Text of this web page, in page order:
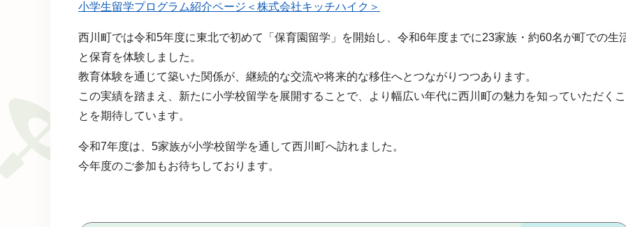
小学生留学プログラム紹介ページ＜株式会社キッチハイク＞
西川町では令和5年度に東北で初めて「保育園留学」を開始し、令和6年度までに23家族・約60名が町での生
と保育を体験しました。
教育体験を通じて築いた関係が、継続的な交流や将来的な移住へとつながりつつあります。
この実績を踏まえ、新たに小学校留学を展開することで、より幅広い年代に西川町の魅力を知っていただくこ
とを期待しています。
令和7年度は、5家族が小学校留学を通して西川町へ訪れました。
今年度のご参加もお待ちしております。